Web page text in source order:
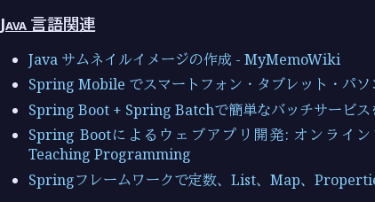
Java 言語関連
Java サムネイルイメージの作成 - MyMemoWiki
Spring Mobile でスマートフォン・タブレット・パ
Spring Boot + Spring Batchで簡単なバッチサービス
Spring Bootによるウェブアプリ開発: オンライ
Teaching Programming
Springフレームワークで定数、List、Map、